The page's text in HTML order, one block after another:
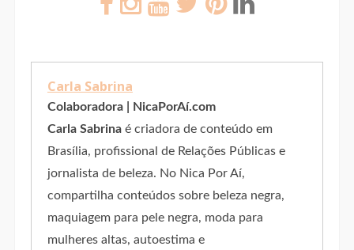
Carla Sabrina
Colaboradora | NicaPorAí.com
Carla Sabrinaé criadora de conteúdo em
Brasília, profissional de Relações Públicas e
jornalista de beleza. No Nica Por Aí,
compartilha conteúdos sobre beleza negra,
maquiagem para pele negra, moda para
mulheres altas, autoestima e